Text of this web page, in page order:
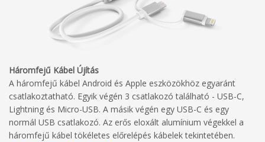
Háromfejű Kábel Újítás
A háromfejű kábel Android és Apple eszközökhöz egyaránt
csatlakoztatható. Egyik végén 3 csatlakozó található - USB-C,
Lightning és Micro-USB. A másik végén egy USB-C és egy
normál USB csatlakozó. Az erős eloxált alumínium végekkel a
háromfejű kábel tökéletes előrelépés kábelek tekintetében.